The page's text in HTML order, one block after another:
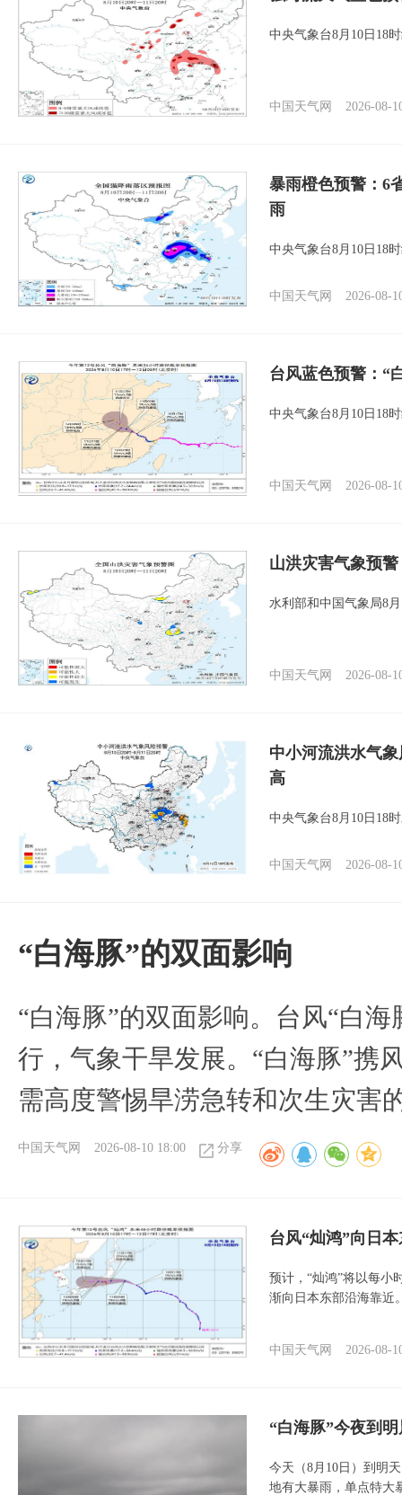
中央气象台8月10日18
中国天气网 2026-08-
暴雨橙色预警：6
雨
中央气象台8月10日18
中国天气网 2026-08-
台风蓝色预警：“
中央气象台8月10日18
中国天气网 2026-08-
山洪灾害气象预
水利部和中国气象局8
中国天气网 2026-08-
中小河流洪水气
高
中央气象台8月10日18
中国天气网 2026-08-
​“白海豚”的双面影响
​“白海豚”的双面影响。台风“白
行，气象干旱发展。“白海豚”携
需高度警惕旱涝急转和次生灾害
中国天气网 2026-08-10 18:00 分享
台风“灿鸿”向日
预计，“灿鸿”将以每小
渐向日本东部沿海靠近
中国天气网 2026-08-
“白海豚”今夜到
今天（8月10日）到明
地有大暴雨，单点特大